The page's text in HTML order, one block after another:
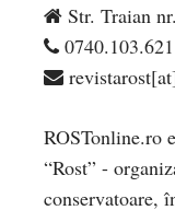
Str. Traian
0740.103.621
ROSTonline.ro
“Rost” -
conservatoare,